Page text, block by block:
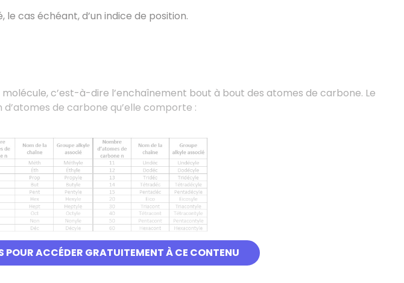
POUR ACCÉDER GRATUITEMENT À CE CONTENU
cas échéant, d’un indice de position.
c’est-à-dire l’enchaînement bout à bout des atomes de carbone. Le
de carbone qu’elle comporte :